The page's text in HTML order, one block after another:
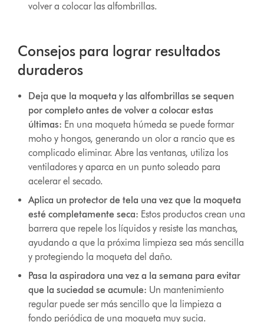
volver a colocar las alfombrillas.
Consejos para lograr resultados
duraderos
Deja que la moqueta y las alfombrillas se sequen
por completo antes de volver a colocar estas
últimas: En una moqueta húmeda se puede formar
moho y hongos, generando un olor a rancio que es
complicado eliminar. Abre las ventanas, utiliza los
ventiladores y aparca en un punto soleado para
acelerar el secado.
Aplica un protector de tela una vez que la moqueta
esté completamente seca: Estos productos crean una
barrera que repele los líquidos y resiste las manchas,
ayudando a que la próxima limpieza sea más sencilla
y protegiendo la moqueta del daño.
Pasa la aspiradora una vez a la semana para evitar
que la suciedad se acumule: Un mantenimiento
regular puede ser más sencillo que la limpieza a
fondo periódica de una moqueta muy sucia.